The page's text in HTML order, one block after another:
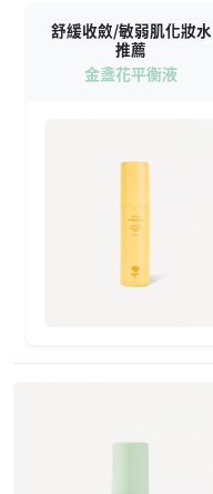
舒緩收斂/敏弱肌化妝水
推薦
金盞花平衡液